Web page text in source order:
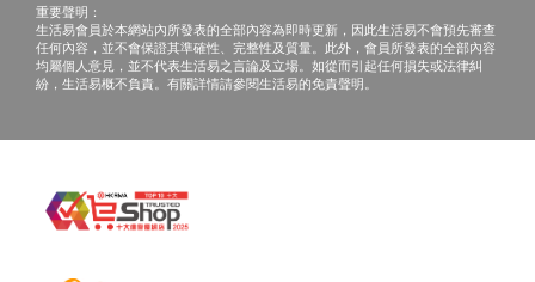
重要聲明：
生活易會員於本網站內所發表的全部內容為即時更新，因此生活易不會預先審查
任何內容，並不會保證其準確性、完整性及質量。此外，會員所發表的全部內容
均屬個人意見，並不代表生活易之言論及立場。如從而引起任何損失或法律糾
紛，生活易概不負責。有關詳情請參閱生活易的免責聲明。